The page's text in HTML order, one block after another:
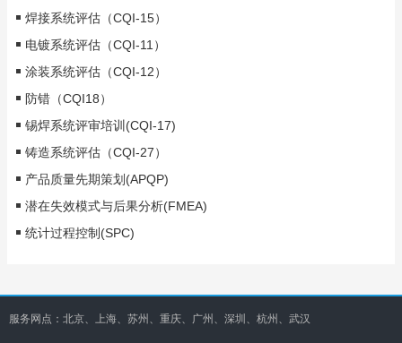
焊接系统评估（CQI-15）
电镀系统评估（CQI-11）
涂装系统评估（CQI-12）
防错（CQI18）
锡焊系统评审培训(CQI-17)
铸造系统评估（CQI-27）
产品质量先期策划(APQP)
潜在失效模式与后果分析(FMEA)
统计过程控制(SPC)
服务网点：北京、上海、苏州、重庆、广州、深圳、杭州、武汉